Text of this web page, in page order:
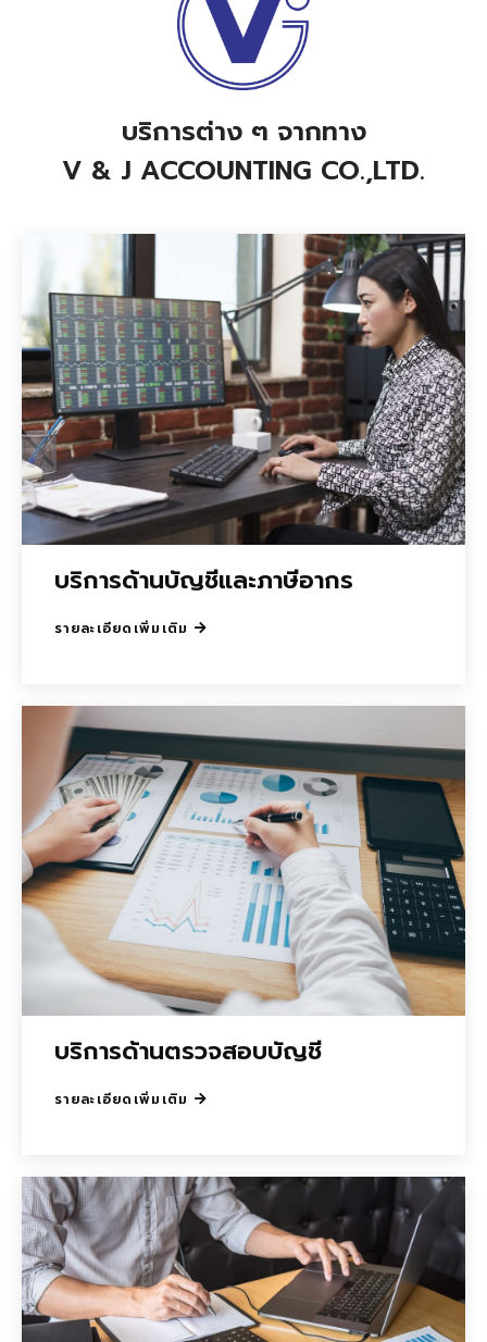
บริการต่าง ๆ จากทาง
V & J ACCOUNTING CO.,LTD.
บริการด้านบัญชีและภาษีอากร
รายละเอียดเพิ่มเติม
บริการด้านตรวจสอบบัญชี
รายละเอียดเพิ่มเติม